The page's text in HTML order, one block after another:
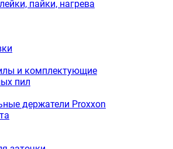
пайки, нагрева
и комплектующие
пил
держатели Proxxon